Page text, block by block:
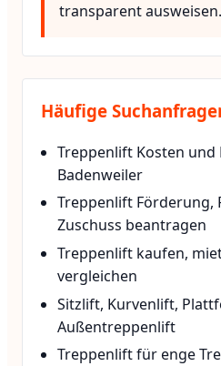
transparent ausweisen.
Häufige
Treppenlift Kosten und
Badenweiler
Treppenlift Förderung,
Zuschuss beantragen
Treppenlift kaufen,
vergleichen
Sitzlift, Kurvenlift,
Außentreppenlift
Treppenlift für enge